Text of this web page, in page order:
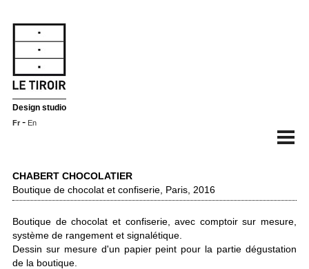
Design studio
Fr - En
CHABERT CHOCOLATIER
Boutique de chocolat et confiserie, Paris, 2016
Boutique de chocolat et confiserie, avec comptoir sur mesure,
système de rangement et signalétique.
Dessin sur mesure d'un papier peint pour la partie dégustation
de la boutique.